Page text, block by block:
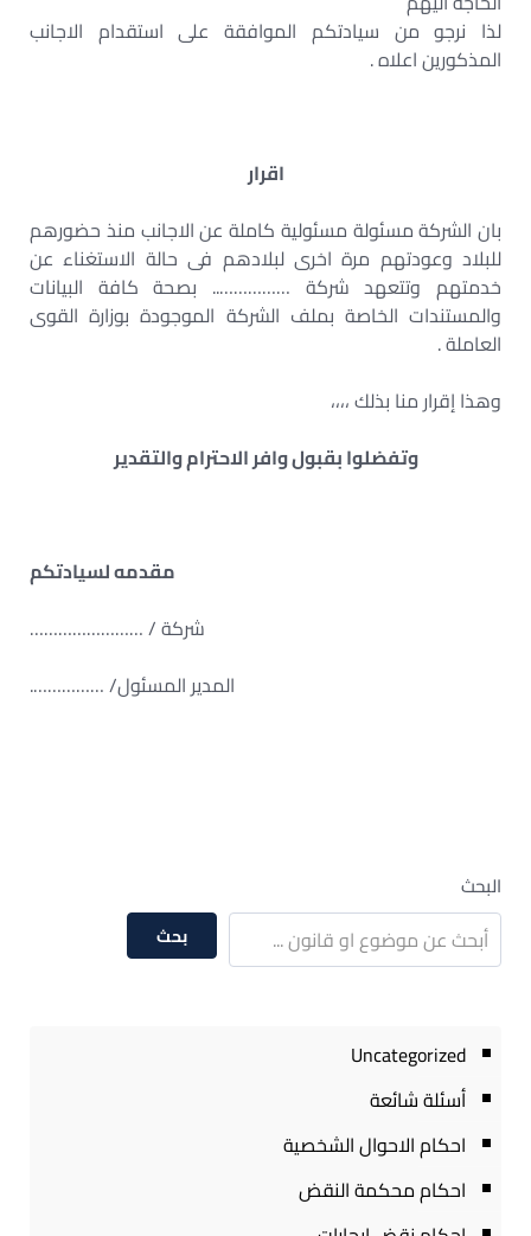
لذا نرجو من سيادتكم الموافقة على استقدام الاجانب
المذكورين اعلاه .
اقرار
بان الشركة مسئولة مسئولية كاملة عن الاجانب منذ حضورهم
للبلاد وعودتهم مرة اخرى لبلادهم فى حالة الاستغناء عن
خدمتهم وتتعهد شركة …………….. بصحة كافة البيانات
والمستندات الخاصة بملف الشركة الموجودة بوزارة القوى
العاملة .
وهذا إقرار منا بذلك ،،،،
وتفضلوا بقبول وافر الاحترام والتقدير
مقدمه لسيادتكم
شركة / ……………………
المدير المسئول/ …………….
البحث
بحث
Uncategorized
أسئلة شائعة
احكام الاحوال الشخصية
احكام محكمة النقض